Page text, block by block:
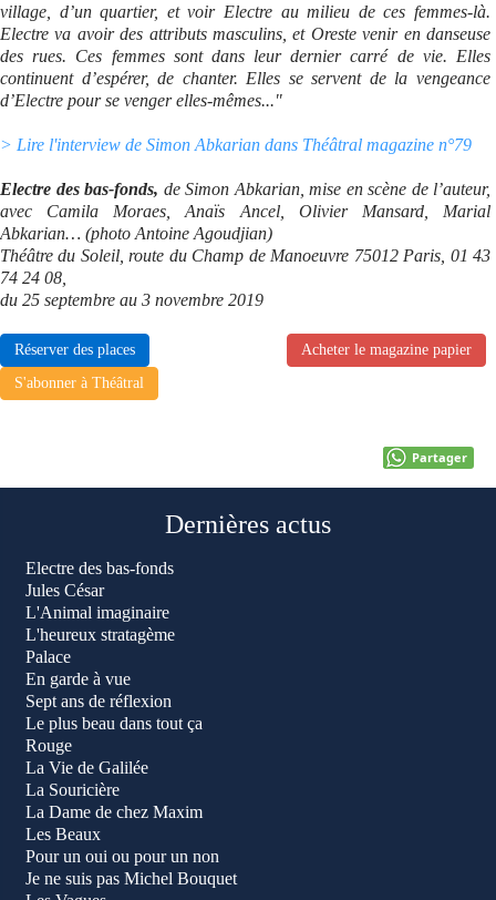
village, d’un quartier, et voir Electre au milieu de ces femmes-là.
Electre va avoir des attributs masculins, et Oreste venir en danseuse
des rues. Ces femmes sont dans leur dernier carré de vie. Elles
continuent d’espérer, de chanter. Elles se servent de la vengeance
d’Electre pour se venger elles-mêmes..."
> Lire l'interview de Simon Abkarian dans Théâtral magazine n°79
Electre des bas-fonds, de Simon Abkarian, mise en scène de l’auteur,
avec Camila Moraes, Anaïs Ancel, Olivier Mansard, Marial
Abkarian… (photo Antoine Agoudjian)
Théâtre du Soleil, route du Champ de Manoeuvre 75012 Paris, 01 43
74 24 08,
du 25 septembre au 3 novembre 2019
Réserver des places
Acheter le magazine papier
S'abonner à Théâtral
Partager
Dernières actus
Electre des bas-fonds
Jules César
L'Animal imaginaire
L'heureux stratagème
Palace
En garde à vue
Sept ans de réflexion
Le plus beau dans tout ça
Rouge
La Vie de Galilée
La Souricière
La Dame de chez Maxim
Les Beaux
Pour un oui ou pour un non
Je ne suis pas Michel Bouquet